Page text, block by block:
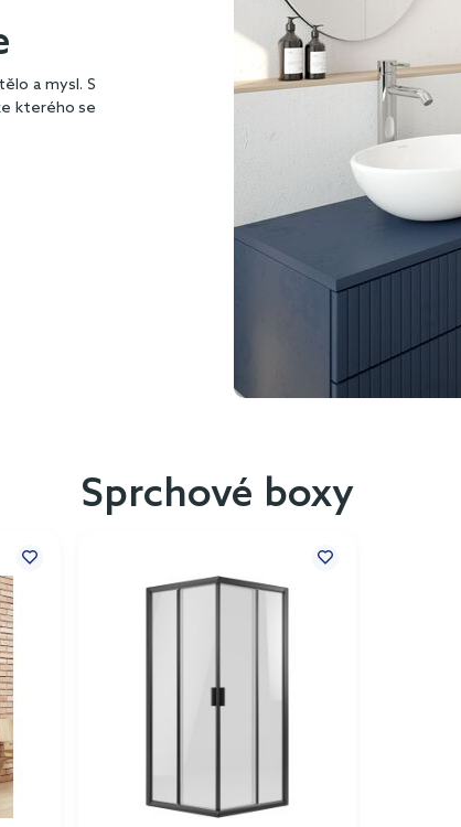
a mysl. S
kterého se
Sprchové boxy